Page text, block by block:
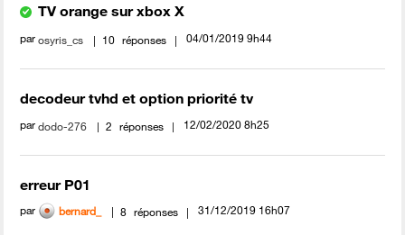
TV orange sur xbox X
parosyris_cs 10 réponses ‎04/01/2019 9h44
decodeur tvhd et option priorité tv
pardodo-276 2 réponses ‎12/02/2020 8h25
erreur P01
par bernard_ 8 réponses ‎31/12/2019 16h07